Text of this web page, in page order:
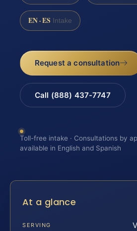
EN · ES Intake
Request a consultation
Call (888) 437-7747
Toll-free intake · Consultations by
available in English and Spanish
At a glance
SERVING